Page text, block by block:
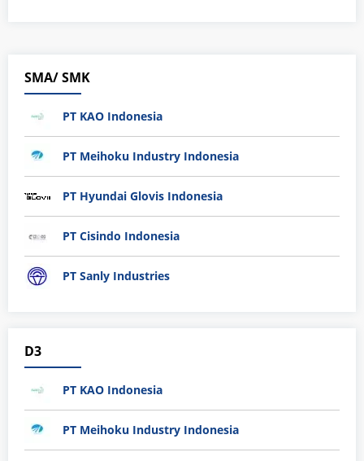
SMA/ SMK
PT KAO Indonesia
PT Meihoku Industry Indonesia
PT Hyundai Glovis Indonesia
PT Cisindo Indonesia
PT Sanly Industries
D3
PT KAO Indonesia
PT Meihoku Industry Indonesia